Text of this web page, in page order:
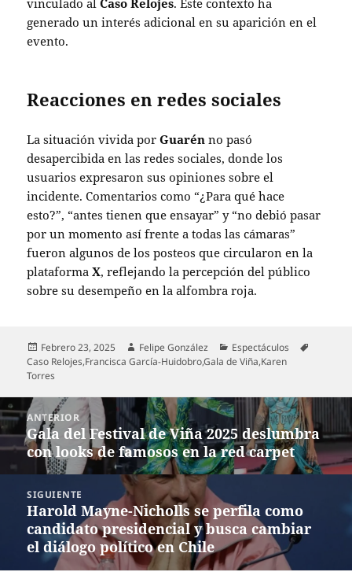
generado un interés adicional en su aparición en el
evento.
Reacciones en redes sociales
La situación vivida porGuarén no pasó
desapercibida en las redes sociales, donde los
usuarios expresaron sus opiniones sobre el
incidente. Comentarios como “¿Para qué hace
esto?”, “antes tienen que ensayar” y “no debió pasar
por un momento así frente a todas las cámaras”
fueron algunos de los posteos que circularon en la
plataformaX, reflejando la percepción del público
sobre su desempeño en la alfombra roja.
Publicado
el
Febrero 23, 2025 Autor
Felipe González Categorías
Espectáculos
Caso Relojes,Francisca García-Huidobro,Gala de Viña,Karen
Torres
Navegación
de
entradas
ANTERIOR
Entrada
anterior:
Gala del Festival de Viña 2025 deslumbra
con looks de famosos en la red carpet
SIGUIENTE
Entrada
siguiente:
Harold Mayne-Nicholls se perfila como
candidato presidencial y busca cambiar
el diálogo político en Chile